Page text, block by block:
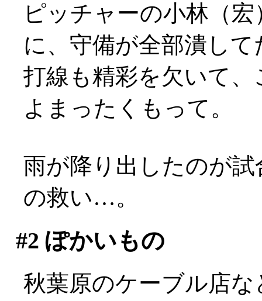
ピッチャーの小林（
に、守備が全部潰して
打線も精彩を欠いて
よまったくもって。
雨が降り出したのが
の救い…。
#2 ぽかいもの
秋葉原のケーブル店な